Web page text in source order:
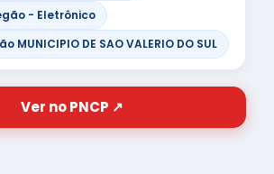
- Eletrônico
MUNICIPIO DE SAO VALERIO DO SUL
Ver no PNCP ↗